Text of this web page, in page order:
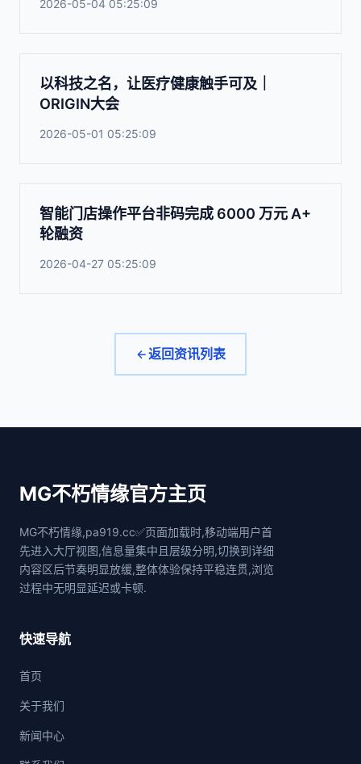
2026-05-04 05:25:09
以科技之名，让医疗健康触手可及｜
ORIGIN大会
2026-05-01 05:25:09
智能门店操作平台非码完成 6000 万元 A+
轮融资
2026-04-27 05:25:09
返回资讯列表
MG不朽情缘官方主页
MG不朽情缘,pa919.cc✅页面加载时,移动端用户首
先进入大厅视图,信息量集中且层级分明,切换到详细
内容区后节奏明显放缓,整体体验保持平稳连贯,浏览
过程中无明显延迟或卡顿.
快速导航
首页
关于我们
新闻中心